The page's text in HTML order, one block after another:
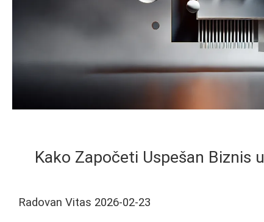
Kako Započeti Uspešan Biznis
Radovan Vitas 2026-02-23